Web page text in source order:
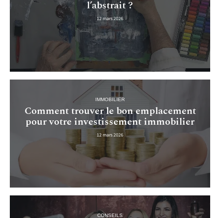
l’abstrait ?
12 mars 2026
IMMOBILIER
Comment trouver le bon emplacement
pour votre investissement immobilier
12 mars 2026
CONSEILS